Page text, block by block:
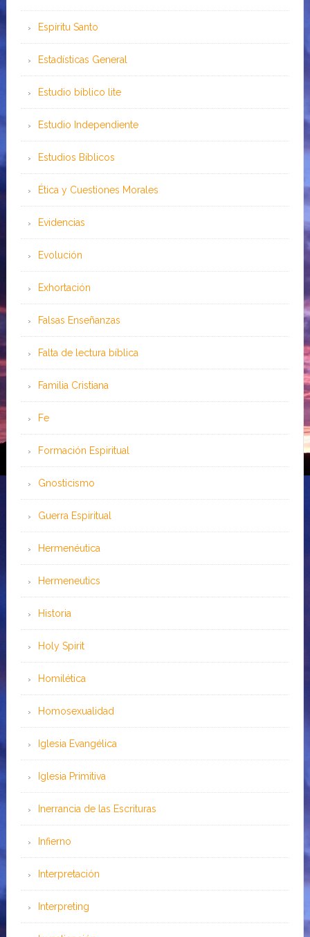
Espíritu Santo
Estadísticas General
Estudio bíblico lite
Estudio Independiente
Estudios Bíblicos
Ética y Cuestiones Morales
Evidencias
Evolución
Exhortación
Falsas Enseñanzas
Falta de lectura bíblica
Familia Cristiana
Fe
Formación Espiritual
Gnosticismo
Guerra Espiritual
Hermenéutica
Hermeneutics
Historia
Holy Spirit
Homilética
Homosexualidad
Iglesia Evangélica
Iglesia Primitiva
Inerrancia de las Escrituras
Infierno
Interpretación
Interpreting